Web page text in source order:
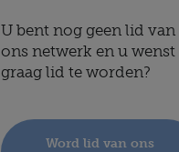
U bent nog geen lid van
ons netwerk en u wenst
graag lid te worden?
Word lid van ons